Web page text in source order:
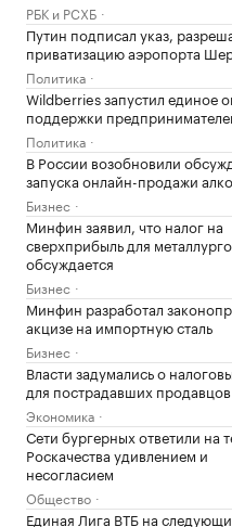
РБК и РСХБ
Путин подписал указ,
приватизацию аэропорта
Политика
Wildberries запустил единое
поддержки
Политика
В России возобновили
запуска онлайн-продажи
Бизнес
Минфин заявил, что налог на
сверхприбыль для
обсуждается
Бизнес
Минфин разработал
акцизе на импортную сталь
Бизнес
Власти задумались о
для пострадавших
Экономика
Сети бургерных ответили на
Роскачества удивлением и
несогласием
Общество
Единая Лига ВТБ на